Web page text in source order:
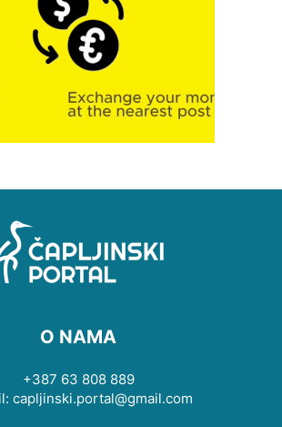
O NAMA
+387 63 808 889
capljinski.portal@gmail.com